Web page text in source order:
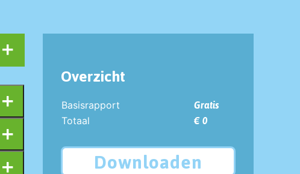
Overzicht
Basisrapport
Gratis
Totaal
€ 0
Downloaden